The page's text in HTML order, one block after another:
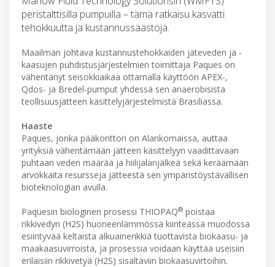
peristalttisilla pumpuilla – tämä ratkaisu kasvatti
tehokkuutta ja kustannussäästöjä.
Maailman johtava kustannustehokkaiden jäteveden ja -
kaasujen puhdistusjärjestelmien toimittaja Paques on
vähentänyt seisokkiaikaa ottamalla käyttöön APEX-,
Qdos- ja Bredel-pumput yhdessä sen anaerobisista
teollisuusjätteen käsittelyjärjestelmistä Brasiliassa.
Haaste
Paques, jonka pääkonttori on Alankomaissa, auttaa
yrityksiä vähentämään jätteen käsittelyyn vaadittavaan
puhtaan veden määrää ja hiilijalanjälkeä sekä keräämään
arvokkaita resursseja jätteestä sen ympäristöystävällisen
bioteknologian avulla.
Paquesin biologinen prosessi THIOPAQ® poistaa
rikkivedyn (H2S) huoneenlämmössä kiinteässä muodossa
esiintyvää keltaista alkuainerikkiä tuottavista biokaasu- ja
maakaasuvirroista, ja prosessia voidaan käyttää useisiin
erilaisiin rikkivetyä (H2S) sisältäviin biokaasuvirtoihin.